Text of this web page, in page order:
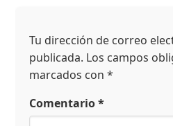
Tu dirección de correo
publicada. Los campos
marcados con*
Comentario*